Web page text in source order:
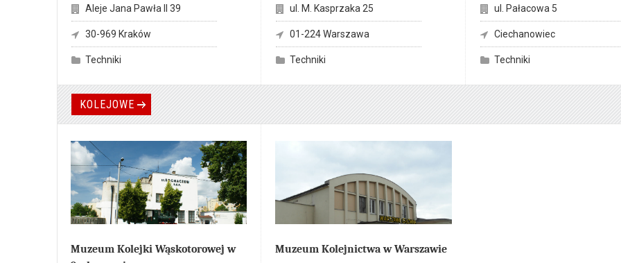
Błonia to jedno z najstarszych europejskich
lotnisk, powstałe w 1912 r., wielokrotnie
rozbudowywane, funkcjonujące do 1963 r.
Obecnie w historycznym krajobrazie tworzonego
Muzeum spotykają się ze współczesną techniką
lotniczą, z historią awiacji i poznają
zgromadzone tu statki powietrzne. Obserwują
dynamikę zmian w przestrzeni Muzeum
i powstawanie nowej oferty kulturalnej.
Źródło:http://www.muzeumlotnictwa.pl
Aleje Jana Pawła II 39
30-969 Kraków
Techniki
„gazem świetlnym”. Oprócz bardzo bogatej
ekspozycji muzealnej na szczególną uwagę,
zasługuje otoczenie muzeum. Wystarczy stanąć
pośród zabytkowych budynków z czerwonej
latarnie, urocze aleje pełne różnorodnej zieleni,
zbiorników gazowych, tworzą niepowtarzalną
atmosferę Warszawy sprzed lat.
ul. M. Kasprzaka 25
01-224 Warszawa
Techniki
nauczyciela mgr Kazimierza
Muzeum znajduje się w zespole
odbudowanym ze zniszczeń wojennych
ul. Pałacowa 5
Ciechanowiec
Techniki
KOLEJOWE
Muzeum Kolejki Wąskotorowej w
Muzeum Kolejnictwa w Warszawie